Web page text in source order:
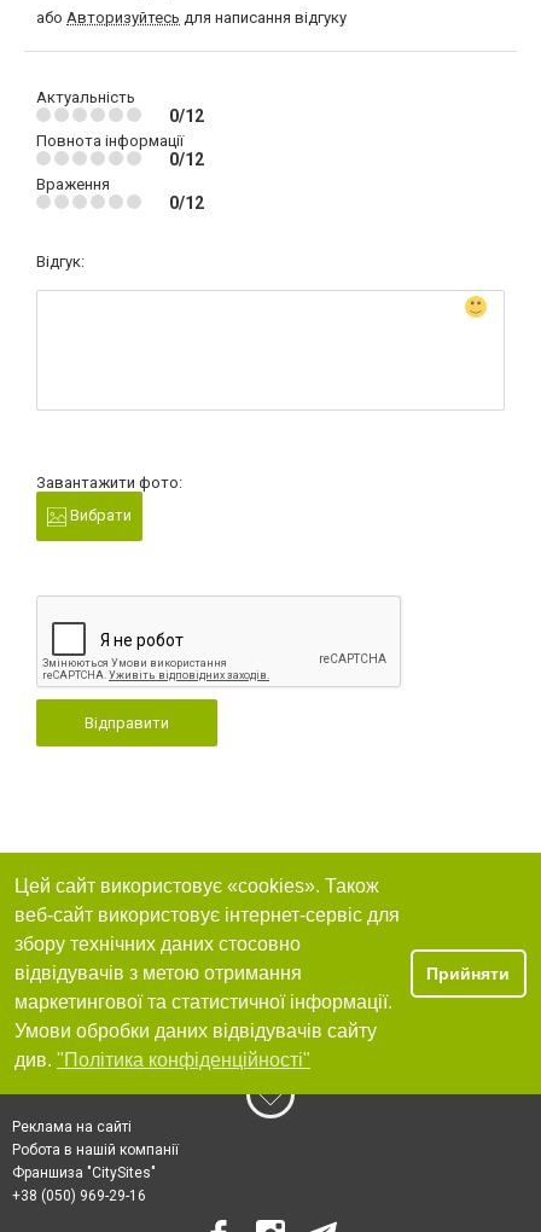
або Авторизуйтесь для написання відгуку
Актуальність
0/12
Повнота інформації
0/12
Враження
0/12
Відгук:
Завантажити фото:
Вибрати
Відправити
Цей сайт використовує «cookies». Також
веб-сайт використовує інтернет-сервіс для
збору технічних даних стосовно
відвідувачів з метою отримання
маркетингової та статистичної інформації.
Умови обробки даних відвідувачів сайту
див. "Політика конфіденційності"
Прийняти
Реклама на сайті
Робота в нашій компанії
Франшиза "CitySites"
+38 (050) 969-29-16